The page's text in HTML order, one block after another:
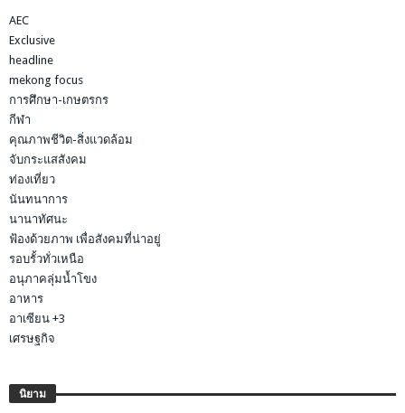
AEC
Exclusive
headline
mekong focus
การศึกษา-เกษตรกร
กีฬา
คุณภาพชีวิต-สิ่งแวดล้อม
จับกระแสสังคม
ท่องเที่ยว
นันทนาการ
นานาทัศนะ
ฟ้องด้วยภาพ เพื่อสังคมที่น่าอยู่
รอบรั้วทั่วเหนือ
อนุภาคลุ่มน้ำโขง
อาหาร
อาเซียน +3
เศรษฐกิจ
นิยาม